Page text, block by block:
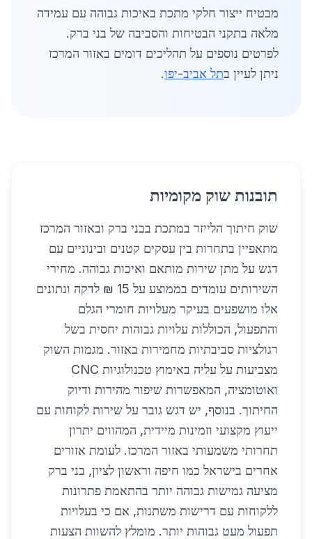
מבטיח ייצור חלקי מתכת באיכות גבוהה עם עמידה
מלאה בתקני הבטיחות והסביבה של בני ברק.
לפרטים נוספים על תהליכים דומים באזור המרכז
ניתן לעיין בתל אביב-יפו.
תובנות שוק מקומיות
שוק חיתוך הלייזר במתכת בבני ברק ובאזור המרכז
מתאפיין בתחרות בין עסקים קטנים ובינוניים עם
דגש על מתן שירות מותאם ואיכות גבוהה. מחירי
השירותים עומדים בממוצע על 15 ₪ לדקה ונתונים
אלו מושפעים בעיקר מעלויות חומרי הגלם
והתפעול, הכוללות עלויות גבוהות יחסית בשל
רגולציות סביבתיות מחמירות באזור. מגמות השוק
מצביעות על עליה באימוץ טכנולוגיות CNC
ואוטומציה, המאפשרות שיפור מהירות ודיוק
החיתוך. בנוסף, יש דגש גובר על שירות לקוחות עם
ייעוץ מקצועי וזמינות מיידית, המהווים יתרון
תחרותי משמעותי באזור המרכז. לעומת אזורים
אחרים בישראל כמו חיפה וראשון לציון, בני ברק
מציעה גמישות גבוהה יותר בהתאמת פתרונות
ללקוחות עם דרישות משתנות, אם כי בעלויות
תפעול מעט גבוהות יותר. מומלץ להשוות הצעות